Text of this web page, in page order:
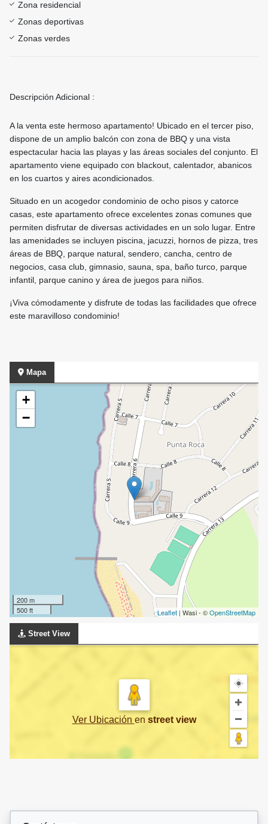
Zona residencial
Zonas deportivas
Zonas verdes
Descripción Adicional :
A la venta este hermoso apartamento! Ubicado en el tercer piso,
dispone de un amplio balcón con zona de BBQ y una vista
espectacular hacia las playas y las áreas sociales del conjunto. El
apartamento viene equipado con blackout, calentador, abanicos
en los cuartos y aires acondicionados.
Situado en un acogedor condominio de ocho pisos y catorce
casas, este apartamento ofrece excelentes zonas comunes que
permiten disfrutar de diversas actividades en un solo lugar. Entre
las amenidades se incluyen piscina, jacuzzi, hornos de pizza, tres
áreas de BBQ, parque natural, sendero, cancha, centro de
negocios, casa club, gimnasio, sauna, spa, baño turco, parque
infantil, parque canino y área de juegos para niños.
¡Viva cómodamente y disfrute de todas las facilidades que ofrece
este maravilloso condominio!
Mapa
+
−
200 m
500 ft
Leaflet | Wasi - ©OpenStreetMap
Street View
Ver Ubicación en street view